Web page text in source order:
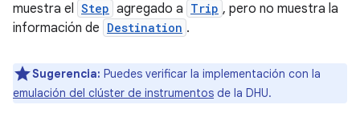
muestra el Step agregado a Trip , pero no muestra la
información de Destination .
Sugerencia: Puedes verificar la implementación con la
emulación del clúster de instrumentos de la DHU.